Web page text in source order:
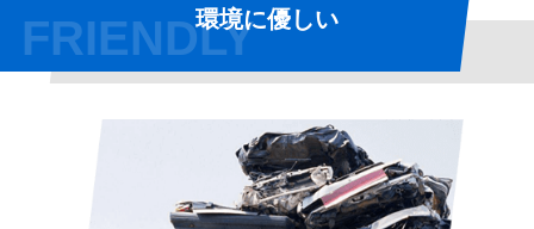
環境に優しい
FRIENDLY